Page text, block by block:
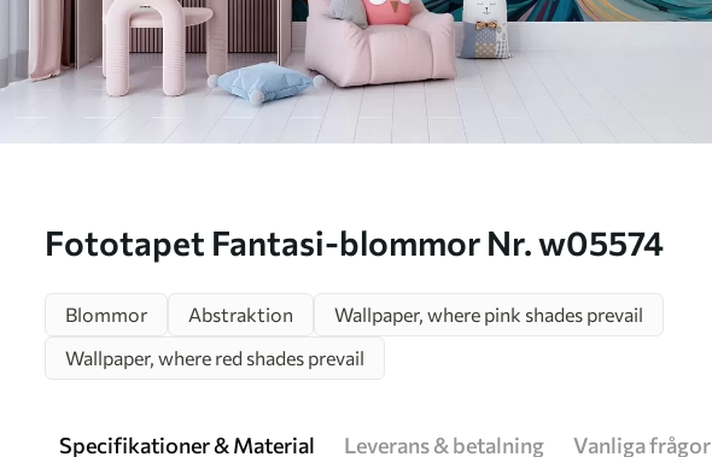
Fototapet Fantasi-blommor Nr. w05574
Blommor
Abstraktion
Wallpaper, where pink shades prevail
Wallpaper, where red shades prevail
Specifikationer & Material Leverans & betalning Vanliga frågor